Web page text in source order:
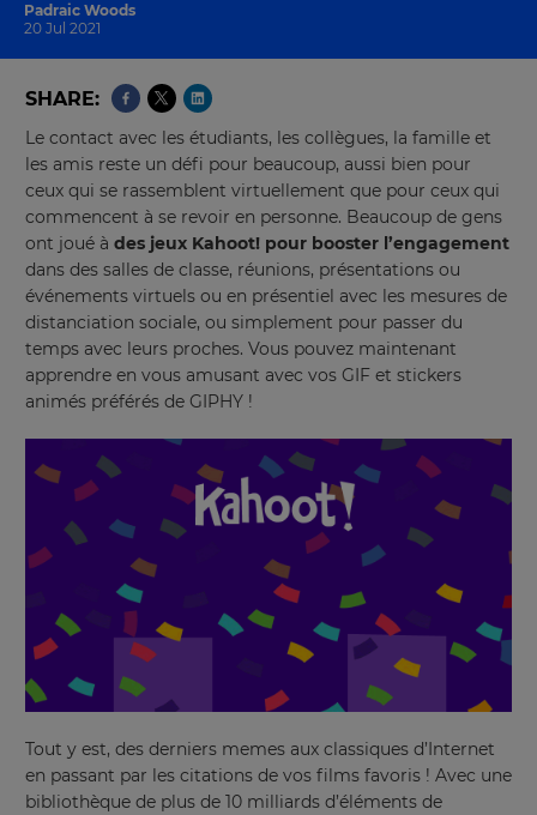
Padraic Woods
20 Jul 2021
SHARE
Le contact avec les étudiants, les collègues, la famille et
les amis reste un défi pour beaucoup, aussi bien pour
ceux qui se rassemblent virtuellement que pour ceux qui
commencent à se revoir en personne. Beaucoup de gens
ont joué à des jeux Kahoot! pour booster l’engagement
dans des salles de classe, réunions, présentations ou
événements virtuels ou en présentiel avec les mesures de
distanciation sociale, ou simplement pour passer du
temps avec leurs proches. Vous pouvez maintenant
apprendre en vous amusant avec vos GIF et stickers
animés préférés de GIPHY !
Tout y est, des derniers memes aux classiques d’Internet
en passant par les citations de vos films favoris ! Avec une
bibliothèque de plus de 10 milliards d’éléments de